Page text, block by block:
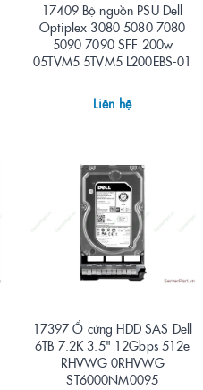
17409 Bộ nguồn PSU Dell
Optiplex 3080 5080 7080
5090 7090 SFF 200w
05TVM5 5TVM5 L200EBS-01
Liên hệ
17397 Ổ cứng HDD SAS Dell
6TB 7.2K 3.5" 12Gbps 512e
RHVWG 0RHVWG
ST6000NM0095